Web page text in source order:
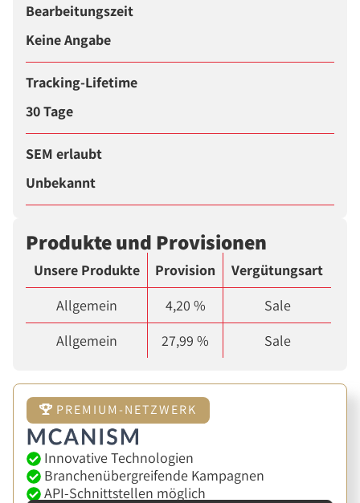
Bearbeitungszeit
Keine Angabe
Tracking-Lifetime
30 Tage
SEM erlaubt
Unbekannt
Produkte und Provisionen
Unsere Produkte Provision
Vergütungsart
Allgemein
4,20 %
Sale
Allgemein
27,99 % Sale
PREMIUM-NETZWERK
Innovative Technologien
Branchenübergreifende Kampagnen
API-Schnittstellen möglich